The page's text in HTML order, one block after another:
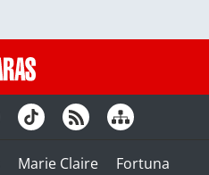
Marie Claire
Fortuna